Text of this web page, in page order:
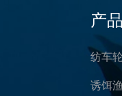
产
纺车
诱饵